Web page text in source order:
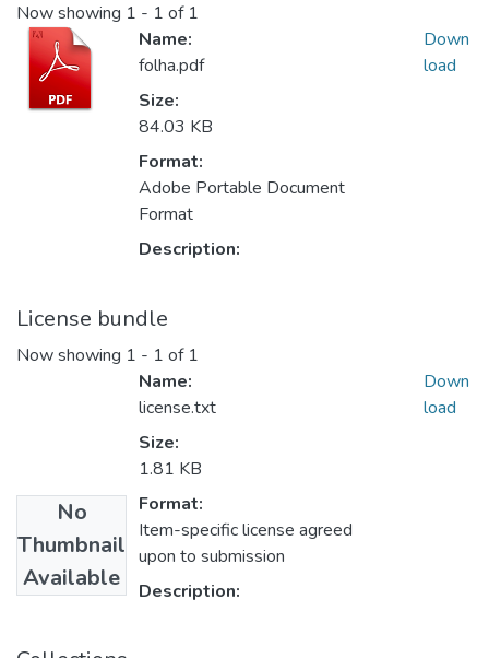
Now showing 1 - 1 of 1
Name:
folha.pdf
Size:
84.03 KB
Format:
Adobe Portable Document
Format
Description:
Down
load
License bundle
Now showing 1 - 1 of 1
No
Thumbnail
Available
Name:
license.txt
Size:
1.81 KB
Format:
Item-specific license agreed
upon to submission
Description:
Down
load